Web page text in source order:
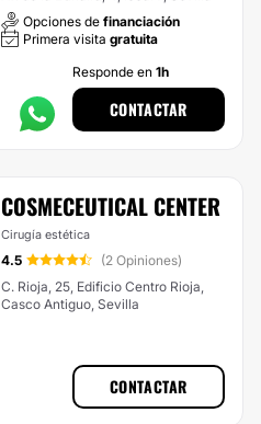
Opciones de financiación
Primera visita gratuita
Responde en 1h
CONTACTAR
COSMECEUTICAL CENTER
Cirugía estética
4.5
(2 Opiniones)
C. Rioja, 25, Edificio Centro Rioja,
Casco Antiguo, Sevilla
CONTACTAR